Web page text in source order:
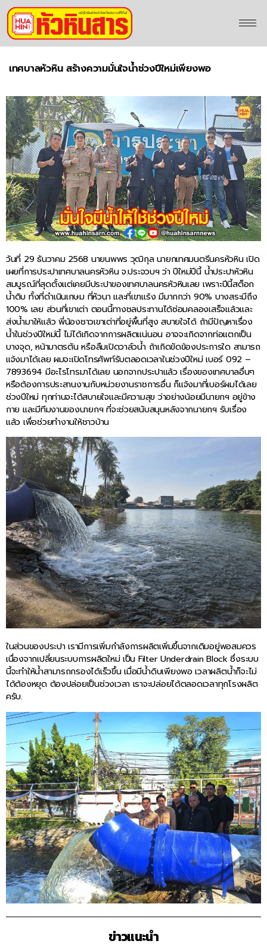
เทศบาลหัวหิน สร้างความมั่นใจน้ำช่วงปีใหม่เพียงพอ
วันที่ 29 ธันวาคม 2568 นายนพพร วุฒิกุล นายกเทศมนตรีนครหัวหิน เปิด
เผยที่การประปาเทศบาลนครหัวหิน จ.ประจวบฯ ว่า ปีใหม่ปีนี้ น้ำประปาหัวหิน
สมบูรณ์ที่สุดตั้งแต่เคยมีประปาของเทศบาลนครหัวหินเลย เพราะปีนี้สต็อก
น้ำดิบ ทั้งที่ดำเนินเกษม ที่หัวนา และที่เขาแร้ง มีมากกว่า 90% บางสระมีถึง
100% เลย ส่วนที่เขาเต่า ตอนนี้ทางชลประทานได้ซ่อมคลองเสร็จแล้วและ
ส่งน้ำมาให้แล้ว พี่น้องชาวเขาเต่าที่อยู่พื้นที่สูง สบายใจได้ ถ้ามีปัญหาเรื่อง
น้ำในช่วงปีใหม่นี้ ไม่ได้เกิดจากการผลิตแน่นอน อาจจะเกิดจากท่อแตกเป็น
บางจุด, หน้ามาตรตัน หรือลืมเปิดวาล์วน้ำ ถ้าเกิดขัดข้องประการใด สามารถ
แจ้งมาได้เลย ผมจะเปิดโทรศัพท์รับตลอดเวลาในช่วงปีใหม่ เบอร์ 092 –
7893694 มีอะไรโทรมาได้เลย นอกจากประปาแล้ว เรื่องของเทศบาลอื่นๆ
หรือต้องการประสานงานกับหน่วยงานราชการอื่น ก็แจ้งมาที่เบอร์ผมได้เลย
ช่วงปีใหม่ ทุกท่านจะได้สบายใจและมีความสุข ว่าอย่างน้อยมีนายกฯ อยู่ข้าง
กาย และมีทีมงานของนายกฯ ที่จะช่วยสนับสนุนหลังจากนายกฯ รับเรื่อง
แล้ว เพื่อช่วยทำงานให้ชาวบ้าน
ในส่วนของประปา เรามีการเพิ่มกำลังการผลิตเพิ่มขึ้นจากเดิมอยู่พอสมควร
เนื่องจากเปลี่ยนระบบการผลิตใหม่ เป็น Filter Underdrain Block ซึ่งระบบ
นี้จะทำให้น้ำสามารถกรองได้เร็วขึ้น เมื่อมีน้ำดิบเพียงพอ เวลาผลิตน้ำก็จะไม่
ได้ต้องหยุด ต้องปล่อยเป็นช่วงเวลา เราจะปล่อยได้ตลอดเวลาทุกโรงผลิต
ครับ.
ข่าวแนะนำ